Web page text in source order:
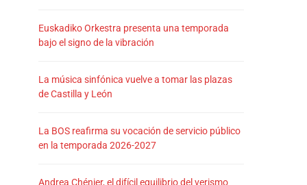
Euskadiko Orkestra presenta una temporada
bajo el signo de la vibración
La música sinfónica vuelve a tomar las plazas
de Castilla y León
La BOS reafirma su vocación de servicio público
en la temporada 2026-2027
Andrea Chénier, el difícil equilibrio del verismo